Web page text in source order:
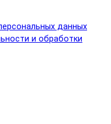
данных
и обработки